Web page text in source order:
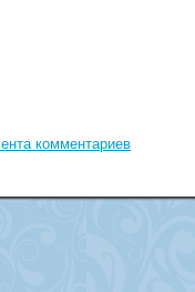
комментариев